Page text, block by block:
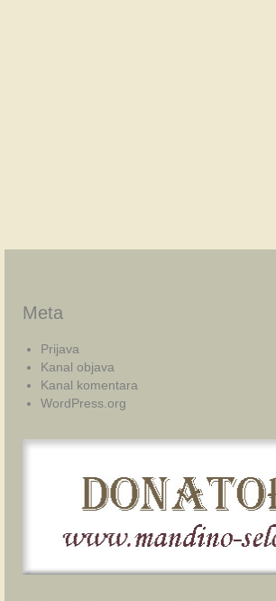
Meta
Prijava
Kanal objava
Kanal komentara
WordPress.org